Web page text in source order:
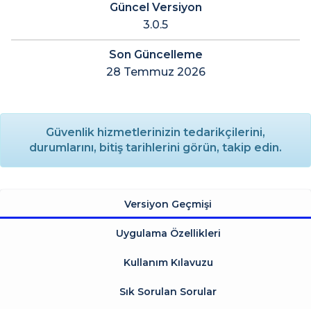
Güncel Versiyon
3.0.5
Son Güncelleme
28 Temmuz 2026
Güvenlik hizmetlerinizin tedarikçilerini,
durumlarını, bitiş tarihlerini görün, takip edin.
Versiyon Geçmişi
Uygulama Özellikleri
Kullanım Kılavuzu
Sık Sorulan Sorular